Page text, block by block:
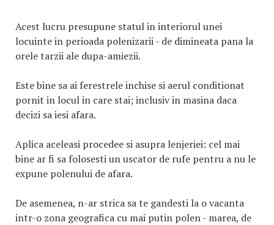
Acest lucru presupune statul in interiorul unei
locuinte in perioada polenizarii - de dimineata pana la
orele tarzii ale dupa-amiezii.
Este bine sa ai ferestrele inchise si aerul conditionat
pornit in locul in care stai; inclusiv in masina daca
decizi sa iesi afara.
Aplica aceleasi procedee si asupra lenjeriei: cel mai
bine ar fi sa folosesti un uscator de rufe pentru a nu le
expune polenului de afara.
De asemenea, n-ar strica sa te gandesti la o vacanta
intr-o zona geografica cu mai putin polen - marea, de